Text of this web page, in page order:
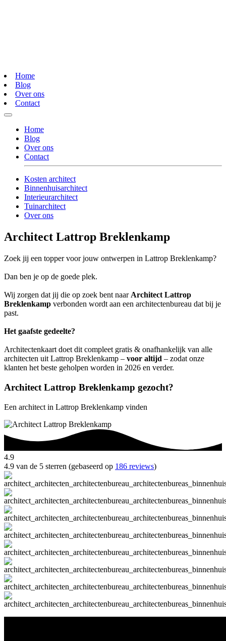
Home
Blog
Over ons
Contact
Home
Blog
Over ons
Contact
Kosten architect
Binnenhuisarchitect
Interieurarchitect
Tuinarchitect
Over ons
Architect Lattrop Breklenkamp
Zoek jij een topper voor jouw ontwerpen in Lattrop Breklenkamp?
Dan ben je op de goede plek.
Wij zorgen dat jij die op zoek bent naar Architect Lattrop
Breklenkamp verbonden wordt aan een architectenbureau dat bij je
past.
Het gaafste gedeelte?
Architectenkaart doet dit compleet gratis & onafhankelijk van alle
architecten uit Lattrop Breklenkamp – voor altijd – zodat onze
klanten het beste geholpen worden in 2026 en verder.
Architect Lattrop Breklenkamp gezocht?
Een architect in Lattrop Breklenkamp vinden
4.9
4.9 van de 5 sterren (gebaseerd op 186 reviews)